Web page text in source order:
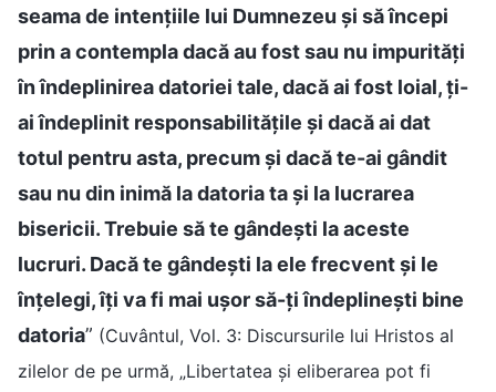
seama de intențiile lui Dumnezeu și să începi
prin a contempla dacă au fost sau nu impurități
în îndeplinirea datoriei tale, dacă ai fost loial, ți-
ai îndeplinit responsabilitățile și dacă ai dat
totul pentru asta, precum și dacă te-ai gândit
sau nu din inimă la datoria ta și la lucrarea
bisericii. Trebuie să te gândești la aceste
lucruri. Dacă te gândești la ele frecvent și le
înțelegi, îți va fi mai ușor să-ți îndeplinești bine
datoria” (Cuvântul, Vol. 3: Discursurile lui Hristos al
zilelor de pe urmă, „Libertatea și eliberarea pot fi